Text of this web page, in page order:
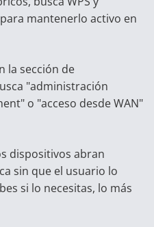
mantenerlo activo en
la sección de
"administración
o "acceso desde WAN"
dispositivos abran
sin que el usuario lo
si lo necesitas, lo más